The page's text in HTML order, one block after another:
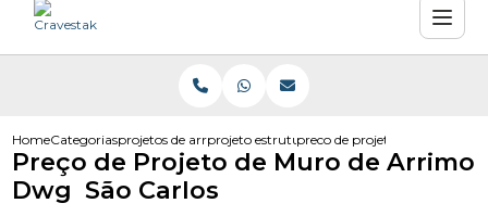
HomeCategoriasprojetos de arrimoprojeto estrutural de arrimopreco de projeto de muro de
Preço de Projeto de Muro de Arrimo
Dwg São Carlos